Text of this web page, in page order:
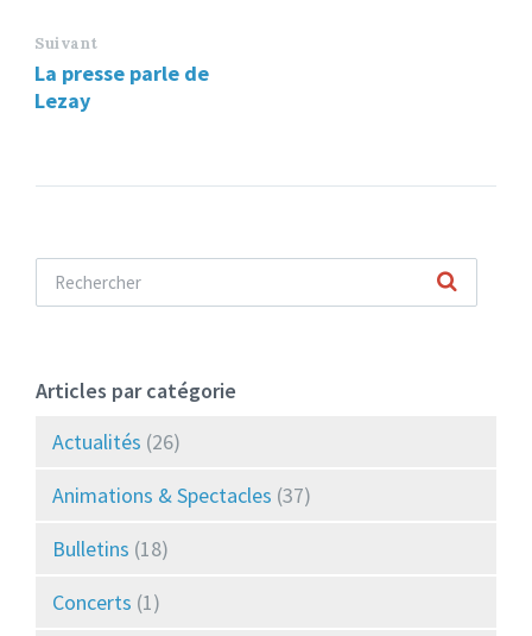
Suivant
La presse parle de
Lezay
Articles par catégorie
Actualités (26)
Animations & Spectacles (37)
Bulletins (18)
Concerts (1)